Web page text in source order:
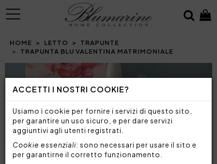
ACCETTI I NOSTRI COOKIE?
Usiamo i cookie per fornire i servizi di questo sito,
per garantire un uso sicuro, e per dare servizi
aggiuntivi agli utenti registrati.
Cookie essenziali: sono necessari per usare il sito e
per garantirne il corretto funzionamento.
MENU
HOME LETTO
TRAPUNTE
TRAPUNTA BLU VALENTINA MATRIMONIALE
Prev